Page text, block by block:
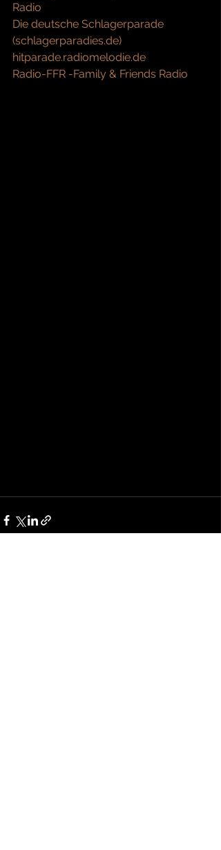
Radio
Die deutsche Schlagerparade
(schlagerparadies.de)
hitparade.radiomelodie.de
Radio-FFR -Family & Friends Radio